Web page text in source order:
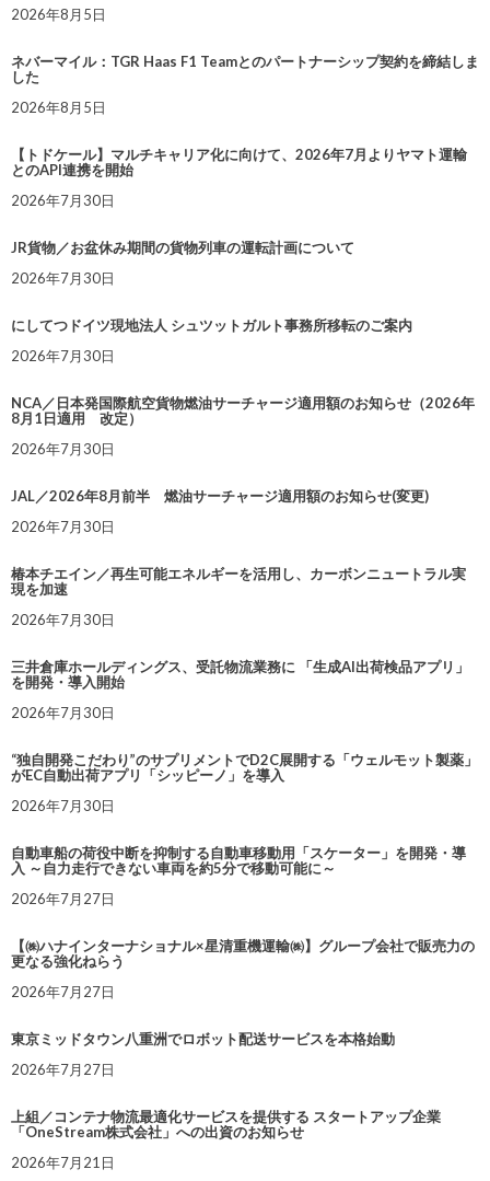
2026年8月5日
ネバーマイル：TGR Haas F1 Teamとのパートナーシップ契約を締結しま
した
2026年8月5日
【トドケール】マルチキャリア化に向けて、2026年7月よりヤマト運輸
とのAPI連携を開始
2026年7月30日
JR貨物／お盆休み期間の貨物列車の運転計画について
2026年7月30日
にしてつドイツ現地法人 シュツットガルト事務所移転のご案内
2026年7月30日
NCA／日本発国際航空貨物燃油サーチャージ適用額のお知らせ（2026年
8月1日適用 改定）
2026年7月30日
JAL／2026年8月前半 燃油サーチャージ適用額のお知らせ(変更)
2026年7月30日
椿本チエイン／再生可能エネルギーを活用し、カーボンニュートラル実
現を加速
2026年7月30日
三井倉庫ホールディングス、受託物流業務に 「生成AI出荷検品アプリ」
を開発・導入開始
2026年7月30日
“独自開発こだわり”のサプリメントでD2C展開する「ウェルモット製薬」
がEC自動出荷アプリ「シッピーノ」を導入
2026年7月30日
自動車船の荷役中断を抑制する自動車移動用「スケーター」を開発・導
入 ～自力走行できない車両を約5分で移動可能に～
2026年7月27日
【㈱ハナインターナショナル×星清重機運輸㈱】グループ会社で販売力の
更なる強化ねらう
2026年7月27日
東京ミッドタウン八重洲でロボット配送サービスを本格始動
2026年7月27日
上組／コンテナ物流最適化サービスを提供する スタートアップ企業
「OneStream株式会社」への出資のお知らせ
2026年7月21日